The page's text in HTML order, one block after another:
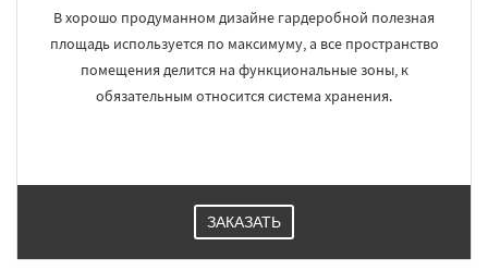
В хорошо продуманном дизайне гардеробной полезная
площадь используется по максимуму, а все пространство
помещения делится на функциональные зоны, к
обязательным относится система хранения.
ЗАКАЗАТЬ